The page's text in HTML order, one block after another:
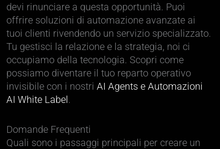
devi rinunciare a questa opportunità. Puoi
offrire soluzioni di automazione avanzate ai
tuoi clienti rivendendo un servizio specializzato.
Tu gestisci la relazione e la strategia, noi ci
occupiamo della tecnologia. Scopri come
possiamo diventare il tuo reparto operativo
invisibile con i nostriAI Agents e Automazioni
AI White Label.
Domande Frequenti
Quali sono i passaggi principali per creare un